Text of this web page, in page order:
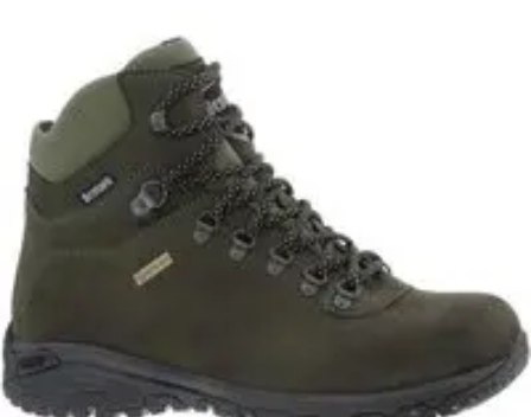
Cultura y Experiencias
DestinosTecnología y Gadgets
Viajes y Aventuras